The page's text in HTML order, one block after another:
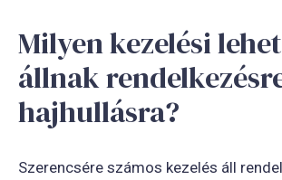
Milyen kezelési
állnak
hajhullásra?
Szerencsére számos kezelés áll